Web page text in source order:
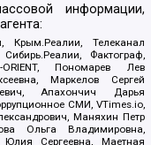
информации,
Крым.Реалии, Телеканал
Фактограф,
Пономарев Лев
Маркелов Сергей
Апахончич Дарья
СМИ, VTimes.io,
Маняхин Петр
Ольга Владимировна,
Сергеевна, Маетная